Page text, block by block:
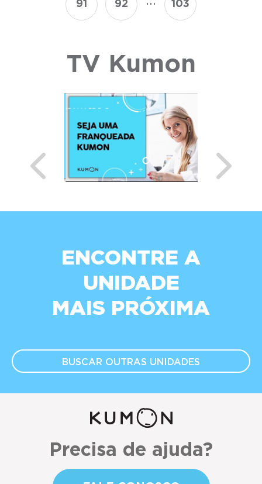
91 92 103
TV Kumon
ENCONTRE A
UNIDADE
MAIS PRÓXIMA
BUSCAR OUTRAS UNIDADES
Precisa de ajuda?